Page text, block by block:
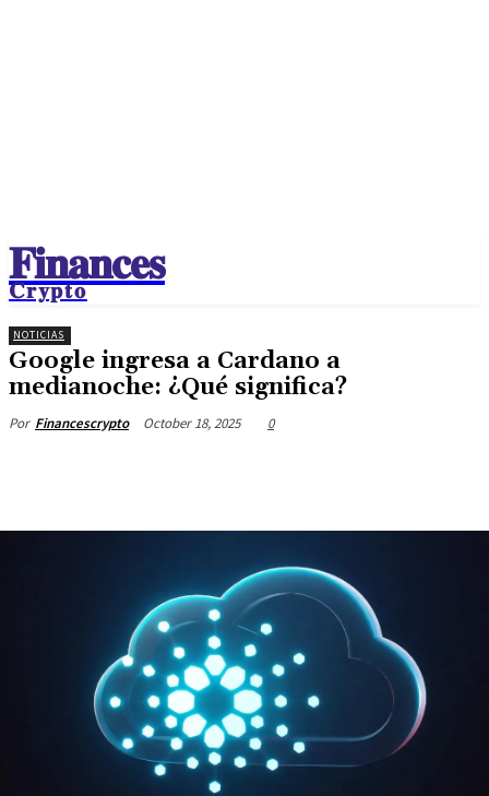
𝐅𝐢𝐧𝐚𝐧𝐜𝐞𝐬
𝐂𝐫𝐲𝐩𝐭𝐨
NOTICIAS
Google ingresa a Cardano a
medianoche: ¿Qué significa?
Por Financescrypto October 18, 2025 0